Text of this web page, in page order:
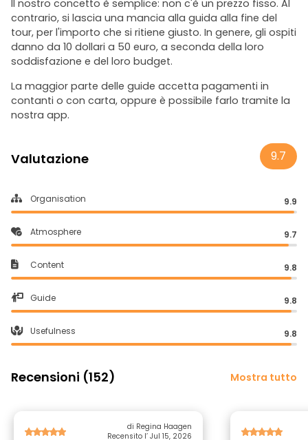
Il nostro concetto è semplice: non c'è un prezzo fisso. Al
contrario, si lascia una mancia alla guida alla fine del
tour, per l'importo che si ritiene giusto. In genere, gli ospiti
danno da 10 dollari a 50 euro, a seconda della loro
soddisfazione e del loro budget.
La maggior parte delle guide accetta pagamenti in
contanti o con carta, oppure è possibile farlo tramite la
nostra app.
Valutazione 9.7
Organisation 9.9
Atmosphere 9.7
Content 9.8
Guide 9.8
Usefulness 9.8
Recensioni (152) Mostra tutto
di Regina Haagen
Recensito l’ Jul 15, 2026